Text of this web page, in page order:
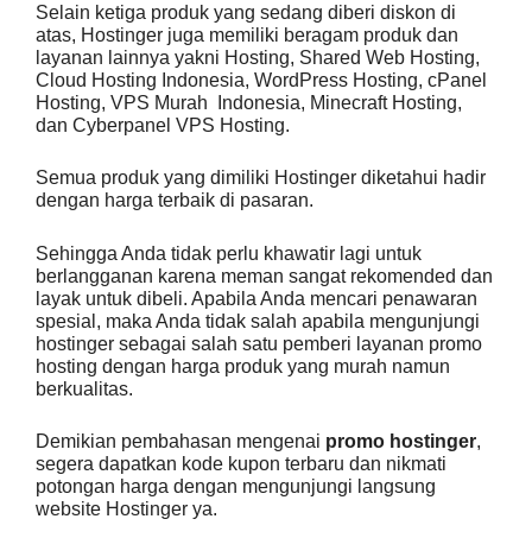
Selain ketiga produk yang sedang diberi diskon di
atas, Hostinger juga memiliki beragam produk dan
layanan lainnya yakni Hosting, Shared Web Hosting,
Cloud Hosting Indonesia, WordPress Hosting, cPanel
Hosting, VPS Murah
Indonesia, Minecraft Hosting,
dan Cyberpanel VPS Hosting.
Semua produk yang dimiliki Hostinger diketahui hadir
dengan harga terbaik di pasaran.
Sehingga Anda tidak perlu khawatir lagi untuk
berlangganan karena meman sangat rekomended dan
layak untuk dibeli. Apabila Anda mencari penawaran
spesial, maka Anda tidak salah apabila mengunjungi
hostinger sebagai salah satu pemberi layanan promo
hosting dengan harga produk yang murah namun
berkualitas.
Demikian pembahasan mengenai promo hostinger,
segera dapatkan kode kupon terbaru dan nikmati
potongan harga dengan mengunjungi langsung
website Hostinger ya.